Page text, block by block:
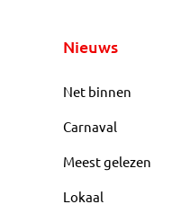
Nieuws
Net binnen
Carnaval
Meest gelezen
Lokaal